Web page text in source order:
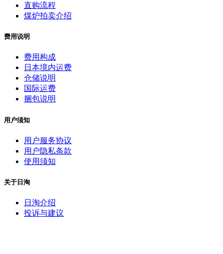
直购流程
煤炉拍卖介绍
费用说明
费用构成
日本境内运费
仓储说明
国际运费
捆包说明
用户须知
用户服务协议
用户隐私条款
使用须知
关于日淘
日淘介绍
投诉与建议